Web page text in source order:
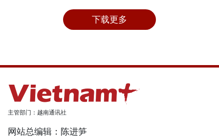
下载更多
主管部门：越南通讯社
网站总编辑：陈进笋